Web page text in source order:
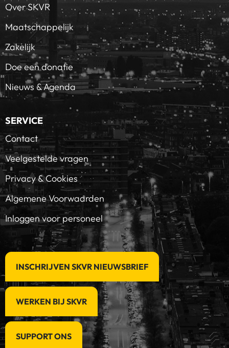
Over SKVR
Maatschappelijk
Zakelijk
Doe een donatie
Nieuws & Agenda
SERVICE
Contact
Veelgestelde vragen
Privacy & Cookies
Algemene Voorwaarden
Inloggen voor personeel
INSCHRIJVEN SKVR NIEUWSBRIEF
WERKEN BIJ SKVR
SUPPORT ONS